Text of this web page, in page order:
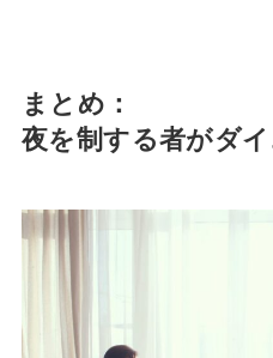
まとめ：
夜を制する者がダ